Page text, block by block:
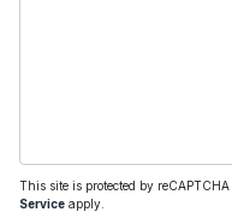
This site is protected by
Service apply.